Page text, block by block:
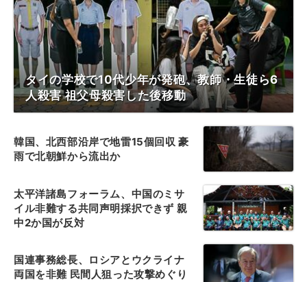
タイの学校で10代少年が発砲、教師・生徒ら6
人殺害 祖父母殺害した後移動
韓国、北西部沿岸で地雷15個回収 豪
雨で北朝鮮から流出か
太平洋諸島フォーラム、中国のミサ
イル非難する共同声明採択できず 親
中2か国が反対
国連事務総長、ロシアとウクライナ
両国を非難 民間人狙った攻撃めぐり